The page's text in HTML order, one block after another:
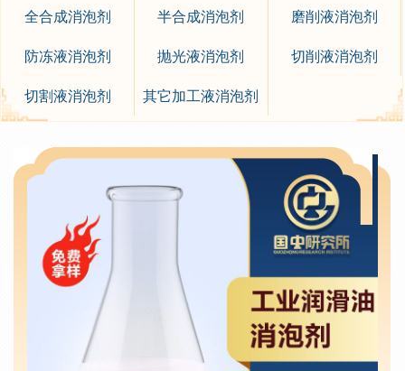
全合成消泡剂 半合成消泡剂 磨削液消泡剂
防冻液消泡剂 抛光液消泡剂 切削液消泡剂
切割液消泡剂 其它加工液消泡剂